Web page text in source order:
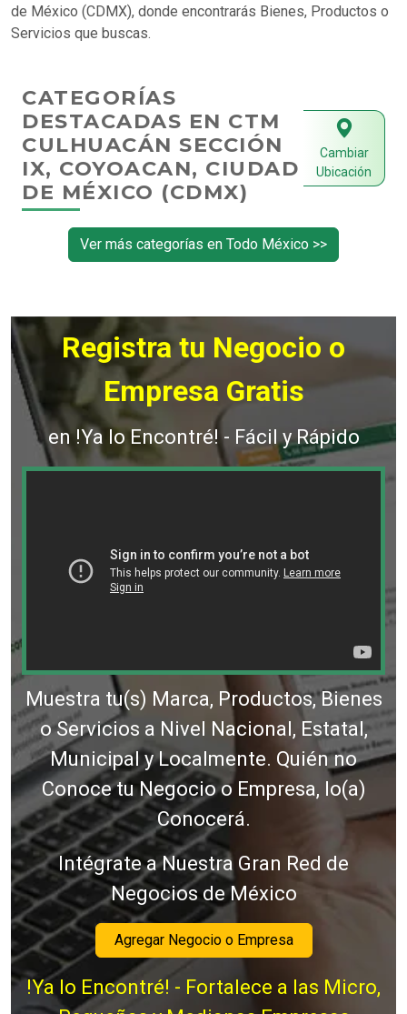
de México (CDMX), donde encontrarás Bienes, Productos o
Servicios que buscas.
CATEGORÍAS
DESTACADAS EN CTM
CULHUACÁN SECCIÓN
IX, COYOACAN, CIUDAD
DE MÉXICO (CDMX)
Cambiar
Ubicación
Ver más categorías en Todo México >>
Registra tu Negocio o
Empresa Gratis
en !Ya lo Encontré! - Fácil y Rápido
Muestra tu(s) Marca, Productos, Bienes
o Servicios a Nivel Nacional, Estatal,
Municipal y Localmente. Quién no
Conoce tu Negocio o Empresa, lo(a)
Conocerá.
Intégrate a Nuestra Gran Red de
Negocios de México
Agregar Negocio o Empresa
!Ya lo Encontré! - Fortalece a las Micro,